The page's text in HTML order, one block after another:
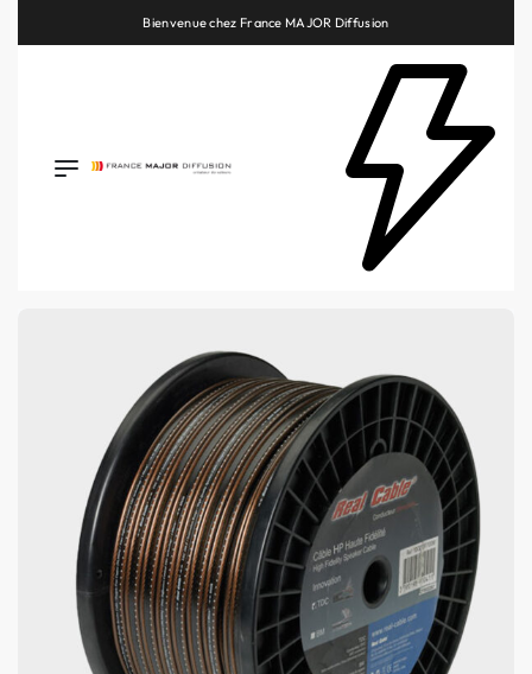
Retrouvez les plus belles marques de la HiFi, de l’intégration et du Home Cinéma